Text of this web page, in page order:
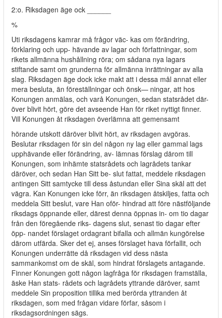
2:o. Riksdagen äge ock ______
%
Uti riksdagens kamrar må frågor väc- kas om förändring,
förklaring och upp- hävande av lagar och författningar, som
rikets allmänna hushållning röra; om sådana nya lagars
stiftande samt om grunderna för allmänna inrättningar av alla
slag. Riksdagen äge dock icke makt att i dessa mål annat eller
mera besluta, än föreställningar och önsk— ningar, att hos
Konungen anmälas, och varå Konungen, sedan statsrådet där-
över blivit hört, göre det avseende Han för riket nyttigt finner.
Vill Konungen åt riksdagen överlämna att gemensamt
hörande utskott däröver blivit hört, av riksdagen avgöras.
Beslutar riksdagen för sin del någon ny lag eller gammal lags
upphävande eller förändring, av- lämnas förslag därom till
Konungen, som inhämte statsrådets och lagrådets tankar
däröver, och sedan Han Sitt be- slut fattat, meddele riksdagen
antingen Sitt samtycke till dess åstundan eller Sina skäl att det
vägra. Kan Konungen icke förr, än riksdagen åtskiljes, fatta och
meddela Sitt beslut, vare Han oför- hindrad att före nästföljande
riksdags öppnande eller, därest denna öppnas in- om tio dagar
från den föregående riks- dagens slut, senast tio dagar efter
öpp- nandet förslaget ordagrant bifalla och allmän kungörelse
därom utfärda. Sker det ej, anses förslaget hava förfallit, och
Konungen underrätte då riksdagen vid dess nästa
sammankomst om de skäl, som hindrat förslagets antagande.
Finner Konungen gott någon lagfråga för riksdagen framställa,
äske Han stats- rådets och lagrådets yttrande däröver, samt
meddele Sin proposition tillika med berörda yttranden åt
riksdagen, som med frågan vidare förfar, såsom i
riksdagsordningen sägs.